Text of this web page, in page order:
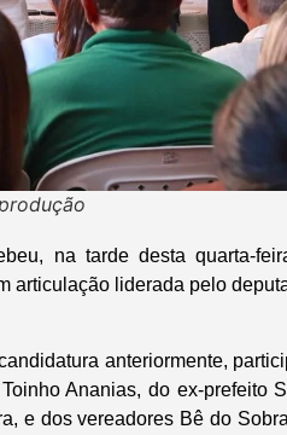
na tarde desta quarta-
articulação liderada pelo
anteriormente,
Ananias, do ex-prefeito
e dos vereadores Bê do